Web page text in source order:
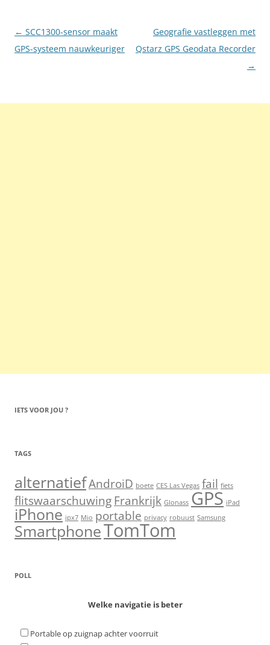
Berichtnavigatie
← SCC1300-sensor maakt
GPS-systeem nauwkeuriger
Geografie vastleggen met
Qstarz GPS Geodata Recorder
→
IETS VOOR JOU ?
TAGS
alternatiefAndroiD boete CES Las Vegas fail fiets
flitswaarschuwing Frankrijk Glonass GPS iPad
iPhone ipx7 Mio portable privacy robuust Samsung
SmartphoneTomTom
POLL
Welke navigatie is beter
Portable op zuignap achter voorruit